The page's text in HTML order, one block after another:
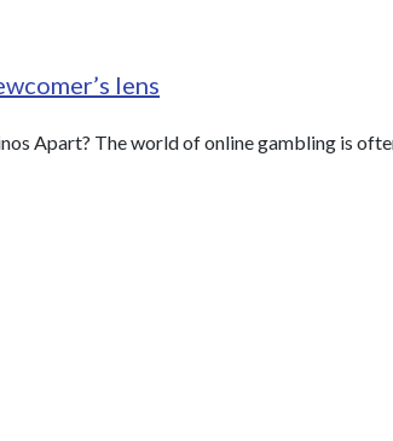
lens
Apart? The world of online gambling is